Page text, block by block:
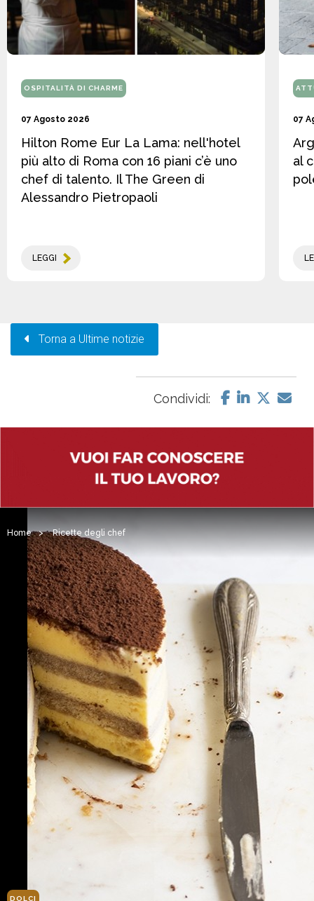
OSPITALITÀ DI CHARME
07 Agosto 2026
Hilton Rome Eur La Lama: nell'hotel
più alto di Roma con 16 piani c’è uno
chef di talento. Il The Green di
Alessandro Pietropaoli
LEGGI
07
al
Torna a Ultime notizie
Condividi:
Home > Ricette degli chef
DOLCI